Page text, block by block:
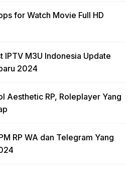
for Watch Movie Full HD
IPTV M3U Indonesia Update
2024
Aesthetic RP, Roleplayer Yang
RP WA dan Telegram Yang